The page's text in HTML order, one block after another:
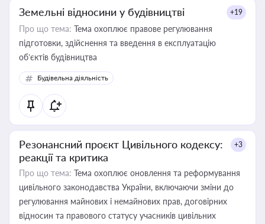
Земельні відносини у будівництві +19
Про що тема: Тема охоплює правове регулювання
підготовки, здійснення та введення в експлуатацію
об’єктів будівництва
Будівельна діяльність
Резонансний проєкт Цивільного кодексу:
реакції та критика
+3
Про що тема: Тема охоплює оновлення та реформування
цивільного законодавства України, включаючи зміни до
регулювання майнових і немайнових прав, договірних
відносин та правового статусу учасників цивільних